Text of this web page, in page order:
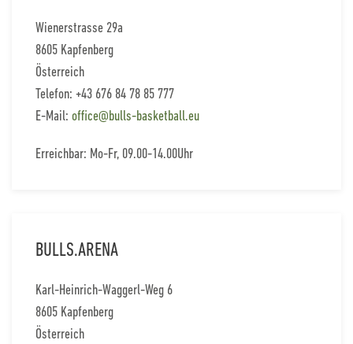
Wienerstrasse 29a
8605 Kapfenberg
Österreich
Telefon: +43 676 84 78 85 777
E-Mail: office@bulls-basketball.eu
Erreichbar: Mo-Fr, 09.00-14.00Uhr
BULLS.ARENA
Karl-Heinrich-Waggerl-Weg 6
8605 Kapfenberg
Österreich